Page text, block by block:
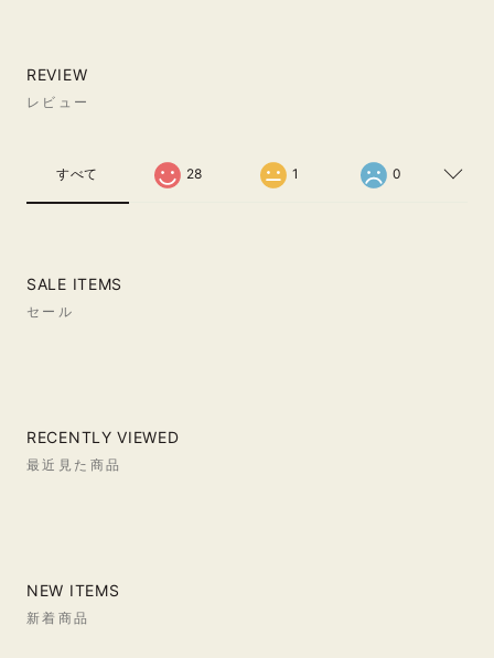
REVIEW
レビュー
すべて 28 1 0
SALE ITEMS
セール
RECENTLY VIEWED
最近見た商品
NEW ITEMS
新着商品